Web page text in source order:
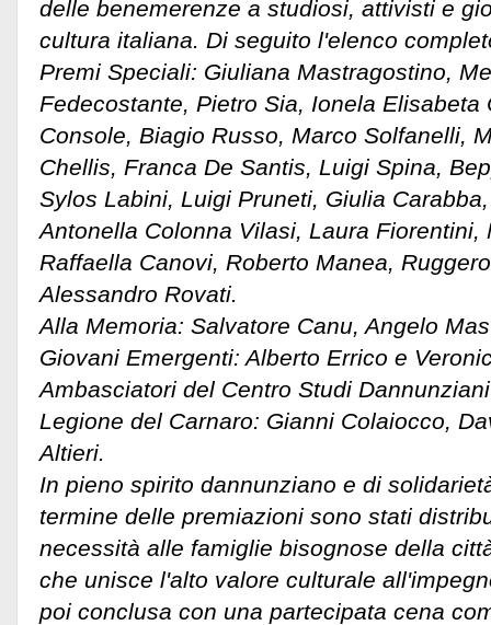
delle benemerenze a studiosi, attivisti e
cultura italiana. Di seguito l'elenco
​Premi Speciali: Giuliana Mastragostino,
Fedecostante, Pietro Sia, Ionela Elisabeta
Console, Biagio Russo, Marco Solfanelli,
Chellis, Franca De Santis, Luigi Spina,
Sylos Labini, Luigi Pruneti, Giulia
Antonella Colonna Vilasi, Laura Fiorentini,
Raffaella Canovi, Roberto Manea,
Alessandro Rovati.
​Alla Memoria: Salvatore Canu, Angelo
​Giovani Emergenti: Alberto Errico e
​Ambasciatori del Centro Studi
Legione del Carnaro: Gianni Colaiocco,
Altieri.
​In pieno spirito dannunziano e di
termine delle premiazioni sono stati
necessità alle famiglie bisognose della
che unisce l'alto valore culturale
poi conclusa con una partecipata cena